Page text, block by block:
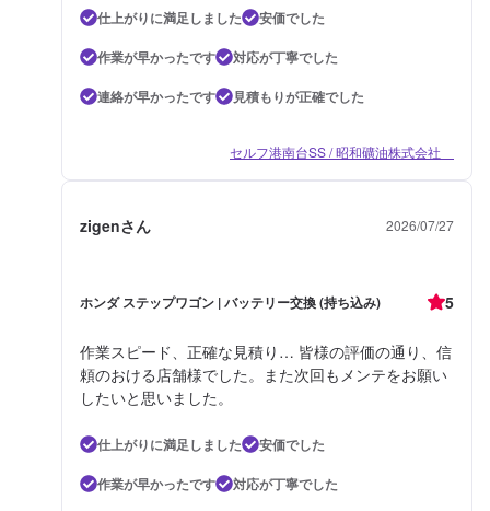
仕上がりに満足しました
安価でした
作業が早かったです
対応が丁寧でした
連絡が早かったです
見積もりが正確でした
セルフ港南台SS / 昭和礦油株式会社
zigenさん 2026/07/27
ホンダ ステップワゴン | バッテリー交換 (持ち込み) 5
作業スピード、正確な見積り… 皆様の評価の通り、信
頼のおける店舗様でした。また次回もメンテをお願い
したいと思いました。
仕上がりに満足しました
安価でした
作業が早かったです
対応が丁寧でした